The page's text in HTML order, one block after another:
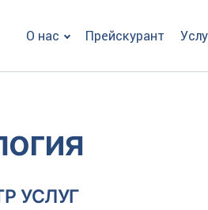
О нас Прейскурант
УСЛУГ